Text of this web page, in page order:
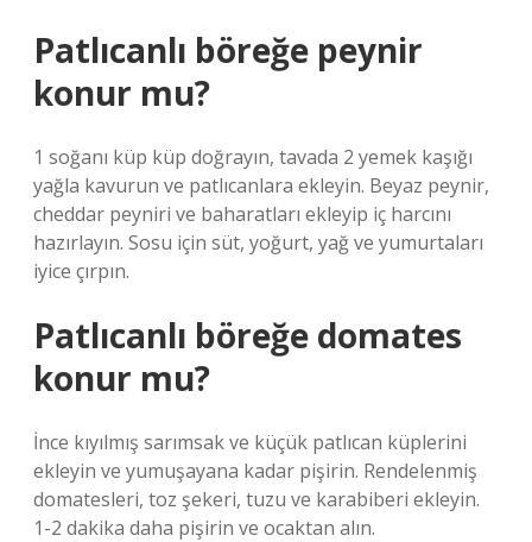
Patlıcanlı böreğe peynir
konur mu?
1 soğanı küp küp doğrayın, tavada 2 yemek kaşığı
yağla kavurun ve patlıcanlara ekleyin. Beyaz peynir,
cheddar peyniri ve baharatları ekleyip iç harcını
hazırlayın. Sosu için süt, yoğurt, yağ ve yumurtaları
iyice çırpın.
Patlıcanlı böreğe domates
konur mu?
İnce kıyılmış sarımsak ve küçük patlıcan küplerini
ekleyin ve yumuşayana kadar pişirin. Rendelenmiş
domatesleri, toz şekeri, tuzu ve karabiberi ekleyin.
1-2 dakika daha pişirin ve ocaktan alın.